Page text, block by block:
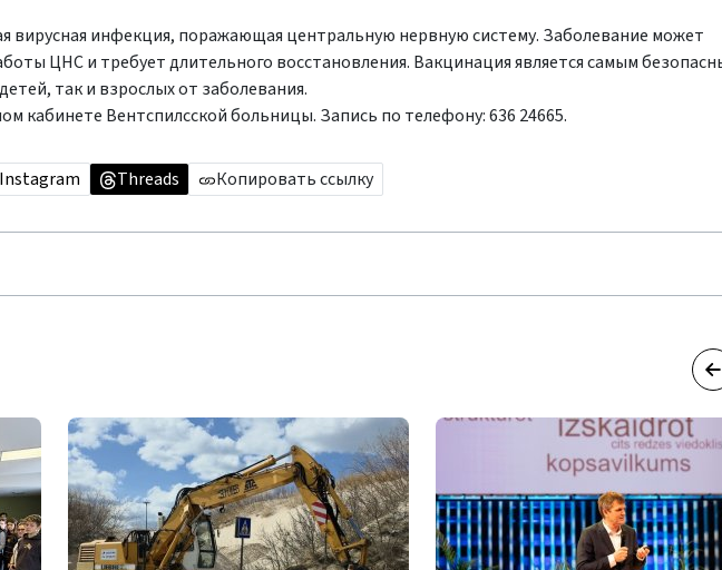
вирусная инфекция, поражающая центральную нервную систему. Заболевание может
ЦНС и требует длительного восстановления. Вакцинация является самым
так и взрослых от заболевания.
кабинете Вентспилсской больницы. Запись по телефону: 636 24665.
Instagram Threads Копировать ссылку